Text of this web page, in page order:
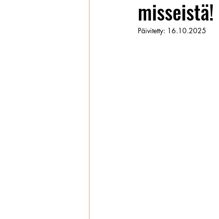
Päivitetty: 16.10.2025